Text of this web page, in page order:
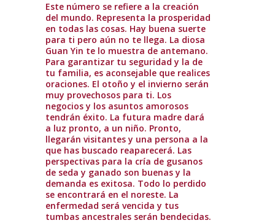
Este número se refiere a la creación
del mundo. Representa la prosperidad
en todas las cosas. Hay buena suerte
para ti pero aún no te llega. La diosa
Guan Yin te lo muestra de antemano.
Para garantizar tu seguridad y la de
tu familia, es aconsejable que realices
oraciones. El otoño y el invierno serán
muy provechosos para ti. Los
negocios y los asuntos amorosos
tendrán éxito. La futura madre dará
a luz pronto, a un niño. Pronto,
llegarán visitantes y una persona a la
que has buscado reaparecerá. Las
perspectivas para la cría de gusanos
de seda y ganado son buenas y la
demanda es exitosa. Todo lo perdido
se encontrará en el noreste. La
enfermedad será vencida y tus
tumbas ancestrales serán bendecidas.